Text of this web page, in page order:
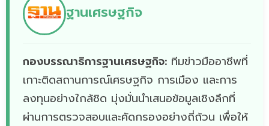
ฐานเศรษฐกิจ
กองบรรณาธิการฐานเศรษฐกิจ: ทีมข่าวมืออาชีพที่
เกาะติดสถานการณ์เศรษฐกิจ การเมือง และการ
ลงทุนอย่างใกล้ชิด มุ่งมั่นนำเสนอข้อมูลเชิงลึกที่
ผ่านการตรวจสอบและคัดกรองอย่างถี่ถ้วน เพื่อให้